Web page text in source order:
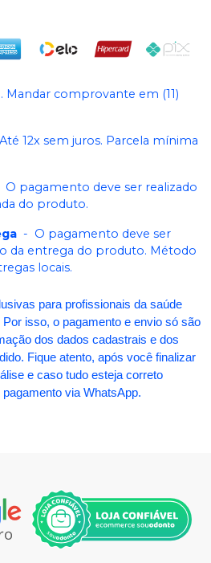
Mandar comprovante em (11)
Até 12x sem juros. Parcela mínima
O pagamento deve ser realizado
do produto.
- O pagamento deve ser
da entrega do produto. Método
locais.
para profissionais da saúde
isso, o pagamento e envio só são
dos dados cadastrais e dos
Fique atento, após você finalizar
e caso tudo esteja correto
via WhatsApp.